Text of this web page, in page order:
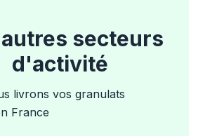
secteurs
d'activité
livrons vos granulats
France